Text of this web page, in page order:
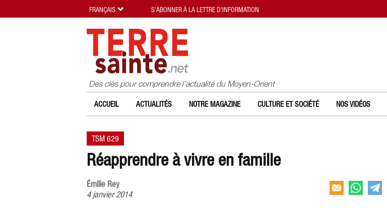
Des clés pour comprendre l’actualité du Moyen-Orient
ACCUEIL ACTUALITÉS NOTRE MAGAZINE CULTURE ET SOCIÉTÉ NOS VIDÉOS
TSM 629
Réapprendre à vivre en famille
Émilie Rey
4 janvier 2014
FRANÇAIS S'ABONNER À LA LETTRE D'INFORMATION